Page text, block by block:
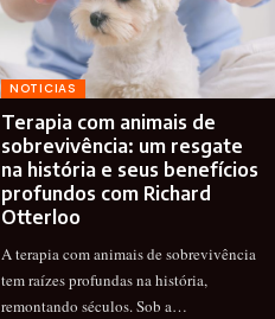
NOTICIAS
Terapia com animais de
sobrevivência: um resgate
na história e seus benefícios
profundos com Richard
Otterloo
A terapia com animais de sobrevivência
tem raízes profundas na história,
remontando séculos. Sob a…